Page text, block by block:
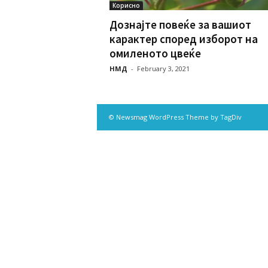
Корисно
Дознајте повеќе за вашиот
карактер според изборот на
омиленото цвеќе
НМД - February 3, 2021
© Newsmag WordPress Theme by TagDiv